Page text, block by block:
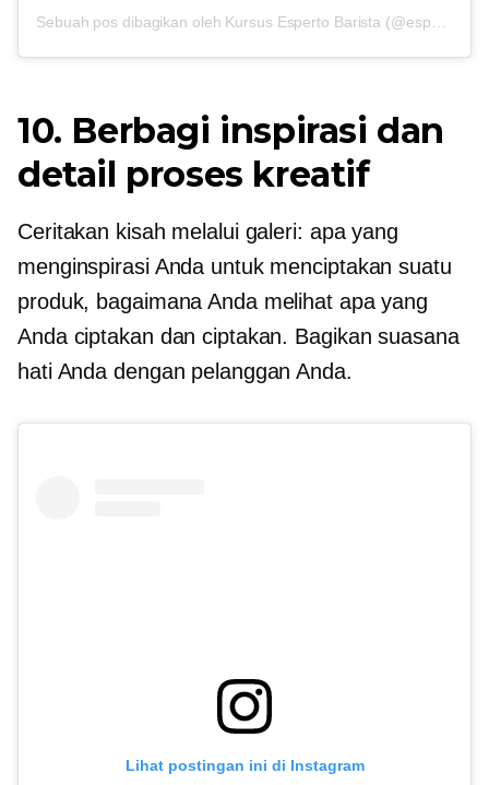
Sebuah pos dibagikan oleh Kursus Esperto Barista (@espertobarista)
10. Berbagi inspirasi dan
detail proses kreatif
Ceritakan kisah melalui galeri: apa yang
menginspirasi Anda untuk menciptakan suatu
produk, bagaimana Anda melihat apa yang
Anda ciptakan dan ciptakan. Bagikan suasana
hati Anda dengan pelanggan Anda.
Lihat postingan ini di Instagram